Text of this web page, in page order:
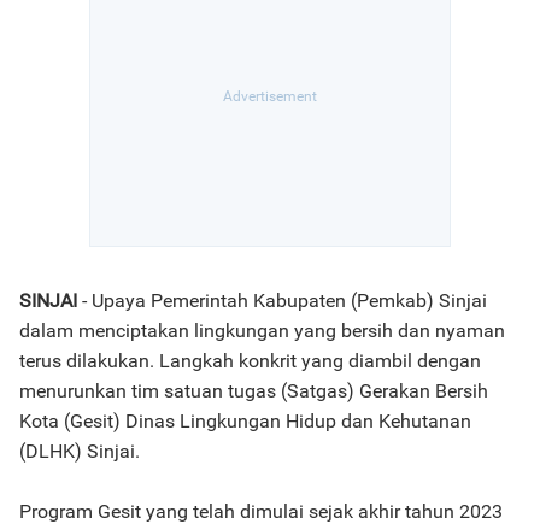
SINJAI - Upaya Pemerintah Kabupaten (Pemkab) Sinjai
dalam menciptakan lingkungan yang bersih dan nyaman
terus dilakukan. Langkah konkrit yang diambil dengan
menurunkan tim satuan tugas (Satgas) Gerakan Bersih
Kota (Gesit) Dinas Lingkungan Hidup dan Kehutanan
(DLHK) Sinjai.
Program Gesit yang telah dimulai sejak akhir tahun 2023